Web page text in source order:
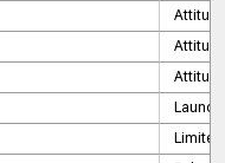
Attitude
Attitude
Limited